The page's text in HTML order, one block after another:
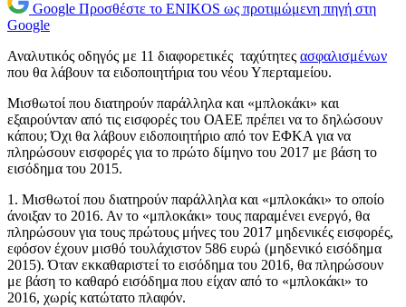
Google Προσθέστε το ENIKOS ως προτιμώμενη πηγή στη
Google
Αναλυτικός οδηγός με 11 διαφορετικές ταχύτητες ασφαλισμένων
που θα λάβουν τα ειδοποιητήρια του νέου Υπερταμείου.
Μισθωτοί που διατηρούν παράλληλα και «μπλοκάκι» και
εξαιρούνταν από τις εισφορές του ΟΑΕΕ πρέπει να το δηλώσουν
κάπου; Όχι θα λάβουν ειδοποιητήριο από τον ΕΦΚΑ για να
πληρώσουν εισφορές για το πρώτο δίμηνο του 2017 με βάση το
εισόδημα του 2015.
1. Μισθωτοί που διατηρούν παράλληλα και «μπλοκάκι» το οποίο
άνοιξαν το 2016. Αν το «μπλοκάκι» τους παραμένει ενεργό, θα
πληρώσουν για τους πρώτους μήνες του 2017 μηδενικές εισφορές,
εφόσον έχουν μισθό τουλάχιστον 586 ευρώ (μηδενικό εισόδημα
2015). Όταν εκκαθαριστεί το εισόδημα του 2016, θα πληρώσουν
με βάση το καθαρό εισόδημα που είχαν από το «μπλοκάκι» το
2016, χωρίς κατώτατο πλαφόν.